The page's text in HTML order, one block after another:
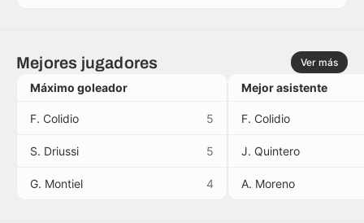
Mejores jugadores Ver más
Máximo goleador
F. Colidio 5
S. Driussi 5
G. Montiel 4
Mejor asistente
F. Colidio
J. Quintero
A. Moreno